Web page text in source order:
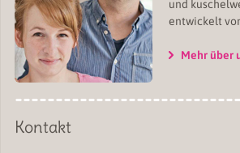
und
entwickelt
Mehr über
Kontakt